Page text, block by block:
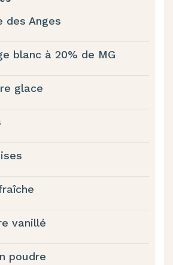
des Anges
blanc à 20% de MG
glace
vanillé
poudre